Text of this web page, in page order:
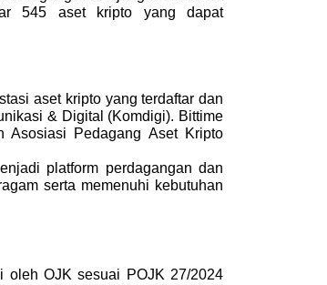
545 aset kripto yang dapat
aset kripto yang terdaftar dan
& Digital (Komdigi). Bittime
Asosiasi Pedagang Aset Kripto
platform perdagangan dan
serta memenuhi kebutuhan
oleh OJK sesuai POJK 27/2024